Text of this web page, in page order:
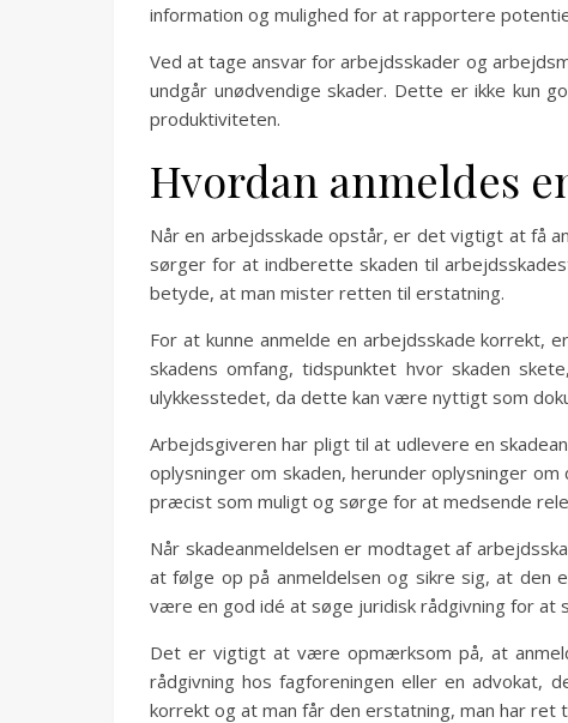
information og mulighed for at rapportere
Ved at tage ansvar for arbejdsskader og
undgår unødvendige skader. Dette er ikke kun
produktiviteten.
Hvordan anmeldes
Når en arbejdsskade opstår, er det vigtigt at få
sørger for at indberette skaden til
betyde, at man mister retten til erstatning.
For at kunne anmelde en arbejdsskade korrekt,
skadens omfang, tidspunktet hvor skaden
ulykkesstedet, da dette kan være nyttigt som
Arbejdsgiveren har pligt til at udlevere en
oplysninger om skaden, herunder oplysninger
præcist som muligt og sørge for at medsende
Når skadeanmeldelsen er modtaget af
at følge op på anmeldelsen og sikre sig, at
være en god idé at søge juridisk rådgivning for at
Det er vigtigt at være opmærksom på, at
rådgivning hos fagforeningen eller en advokat,
korrekt og at man får den erstatning, man har ret